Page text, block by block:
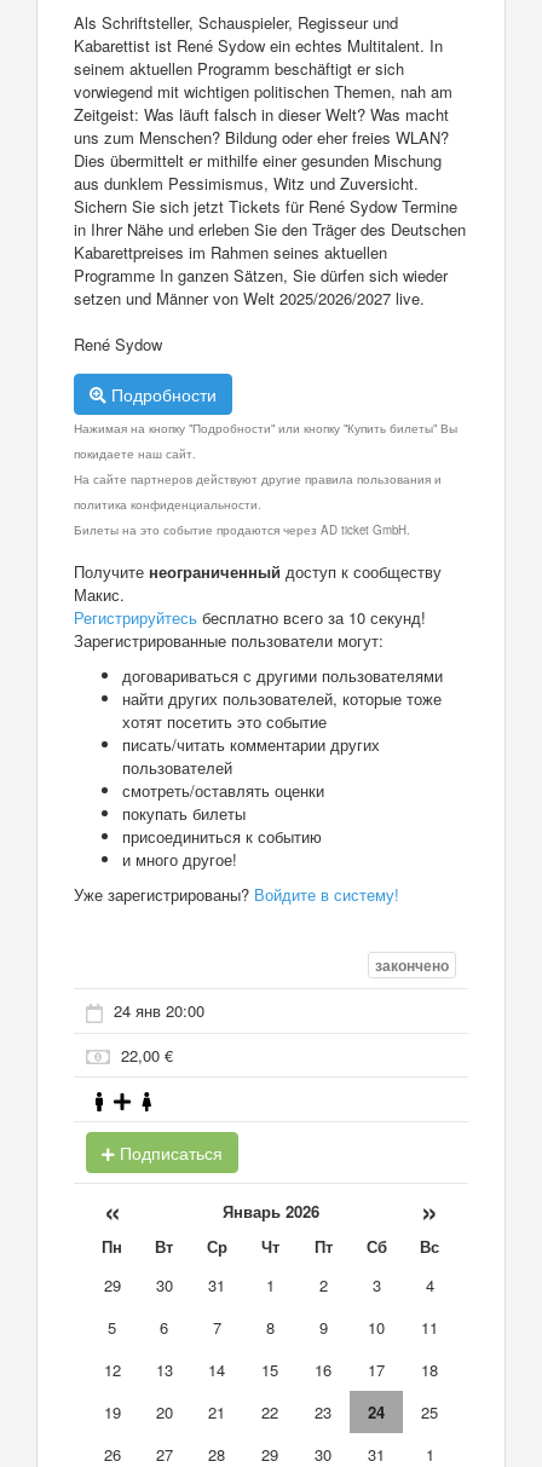
Als Schriftsteller, Schauspieler, Regisseur und
Kabarettist ist René Sydow ein echtes Multitalent. In
seinem aktuellen Programm beschäftigt er sich
vorwiegend mit wichtigen politischen Themen, nah am
Zeitgeist: Was läuft falsch in dieser Welt? Was macht
uns zum Menschen? Bildung oder eher freies WLAN?
Dies übermittelt er mithilfe einer gesunden Mischung
aus dunklem Pessimismus, Witz und Zuversicht.
Sichern Sie sich jetzt Tickets für René Sydow Termine
in Ihrer Nähe und erleben Sie den Träger des Deutschen
Kabarettpreises im Rahmen seines aktuellen
Programme In ganzen Sätzen, Sie dürfen sich wieder
setzen und Männer von Welt 2025/2026/2027 live.
René Sydow
Подробности
Нажимая на кнопку "Подробности" или кнопку "Купить билеты" Вы
покидаете наш сайт.
На сайте партнеров действуют другие правила пользования и
политика конфиденциальности.
Билеты на это событие продаются через AD ticket GmbH.
Получите неограниченный доступ к сообществу
Макис.
Регистрируйтесь бесплатно всего за 10 секунд!
Зарегистрированные пользователи могут:
договариваться с другими пользователями
найти других пользователей, которые тоже
хотят посетить это событие
писать/читать комментарии других
пользователей
смотреть/оставлять оценки
покупать билеты
присоединиться к событию
и много другое!
Уже зарегистрированы? Войдите в систему!
закончено
24 янв 20:00
22,00 €
Подписаться
« Январь 2026 »
Пн Вт Ср Чт Пт Сб
Вс
29
30 31 1 2 3
4
5
6 7 8 9 10
11
12
13 14 15 16 17
18
19
20 21 22 23 24
25
26
27 28 29 30 31
1